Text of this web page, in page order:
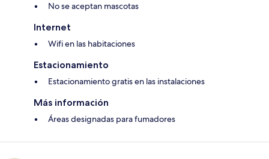
No se aceptan mascotas
Internet
Wifi en las habitaciones
Estacionamiento
Estacionamiento gratis en las instalaciones
Más información
Áreas designadas para fumadores